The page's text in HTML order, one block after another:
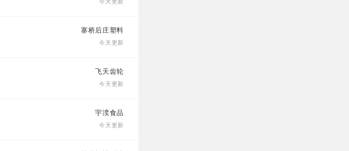
今天更新
寨桥后庄塑料
今天更新
飞天齿轮
今天更新
宇湙食品
今天更新